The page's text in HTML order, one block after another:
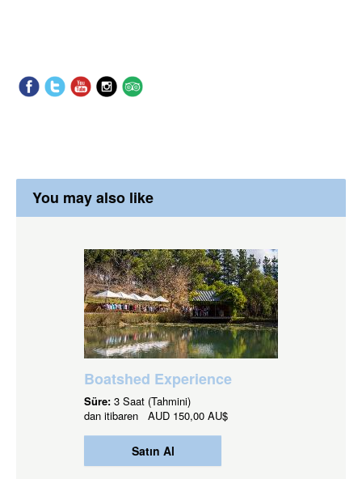
You may also like
Boatshed Experience
Süre: 3 Saat (Tahmini)
dan itibaren AUD 150,00 AU$
Satın Al